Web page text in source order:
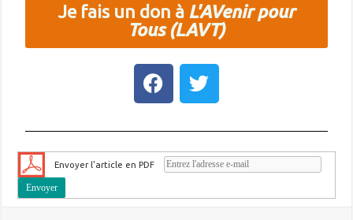
Je fais un don à L'AVenir pour
Tous (LAVT)
Envoyer l'article en PDF